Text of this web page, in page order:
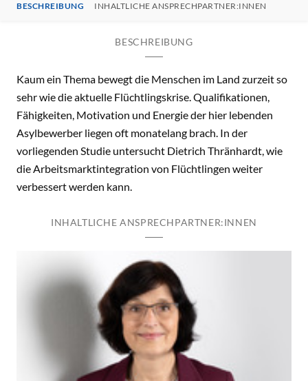
BESCHREIBUNG INHALTLICHE ANSPRECHPARTNER:INNEN
BESCHREIBUNG
Kaum ein Thema bewegt die Menschen im Land zurzeit so
sehr wie die aktuelle Flüchtlingskrise. Qualifikationen,
Fähigkeiten, Motivation und Energie der hier lebenden
Asylbewerber liegen oft monatelang brach. In der
vorliegenden Studie untersucht Dietrich Thränhardt, wie
die Arbeitsmarktintegration von Flüchtlingen weiter
verbessert werden kann.
INHALTLICHE ANSPRECHPARTNER:INNEN